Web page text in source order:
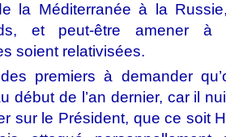
la Méditerranée à la
et peut-être amener
soient relativisées.
premiers à demander
début de l’an dernier, car il
sur le Président, que ce soit